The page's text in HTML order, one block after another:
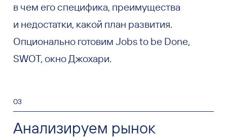
в чем его специфика, преимущества
и недостатки, какой план развития.
Опционально готовим Jobs to be Done,
SWOT, окно Джохари.
03
Анализируем рынок